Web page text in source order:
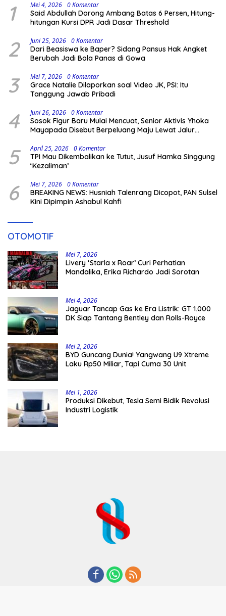
1 Mei 4, 2026 0 Komentar
Said Abdullah Dorong Ambang Batas 6 Persen, Hitung-
hitungan Kursi DPR Jadi Dasar Threshold
2 Juni 25, 2026 0 Komentar
Dari Beasiswa ke Baper? Sidang Pansus Hak Angket
Berubah Jadi Bola Panas di Gowa
3 Mei 7, 2026 0 Komentar
Grace Natalie Dilaporkan soal Video JK, PSI: Itu
Tanggung Jawab Pribadi
4 Juni 26, 2026 0 Komentar
Sosok Figur Baru Mulai Mencuat, Senior Aktivis Yhoka
Mayapada Disebut Berpeluang Maju Lewat Jalur
5 April 25, 2026 0 Komentar
TPI Mau Dikembalikan ke Tutut, Jusuf Hamka Singgung
‘Kezaliman’
6 Mei 7, 2026 0 Komentar
BREAKING NEWS: Husniah Talenrang Dicopot, PAN Sulsel
Kini Dipimpin Ashabul Kahfi
OTOMOTIF
Mei 7, 2026
Livery ‘Starla x Roar’ Curi Perhatian
Mandalika, Erika Richardo Jadi Sorotan
Mei 4, 2026
Jaguar Tancap Gas ke Era Listrik: GT 1.000
DK Siap Tantang Bentley dan Rolls-Royce
Mei 2, 2026
BYD Guncang Dunia! Yangwang U9 Xtreme
Laku Rp50 Miliar, Tapi Cuma 30 Unit
Mei 1, 2026
Produksi Dikebut, Tesla Semi Bidik Revolusi
Industri Logistik